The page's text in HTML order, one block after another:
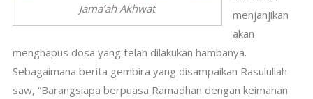
Jama’ah Akhwat
menjanjikan
akan
menghapus dosa yang telah dilakukan hambanya.
Sebagaimana berita gembira yang disampaikan Rasulullah
saw, “Barangsiapa berpuasa Ramadhan dengan keimanan